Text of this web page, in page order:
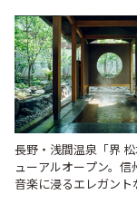
長野・浅間温泉「界
ューアルオープン。信
音楽に浸るエレガント